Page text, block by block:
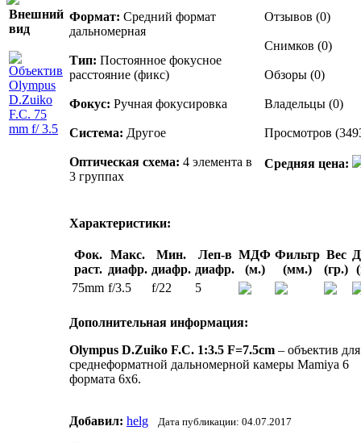
Внешний
вид
Формат: Средний формат
дальномерная
Тип: Постоянное фокусное
расстояние (фикс)
Фокус: Ручная фокусировка
Система: Другое
Оптическая схема: 4 элемента в
3 группах
Отзывов (0)
Снимков (0)
Обзоры (0)
Владельцы (0)
Просмотров
Средняя цена:
Характеристики:
Фок.
раст.
Макс.
диафр.
Мин.
диафр.
Леп-в
диафр.
МДФ
(м.)
Фильтр
(мм.)
Вес
(гр.)
75mm f/3.5 f/22 5
Дополнительная информация:
Olympus D.Zuiko F.C. 1:3.5 F=7.5cm – объектив для
среднеформатной дальномерной камеры Mamiya 6
формата 6х6.
Добавил: helg Дата публикации: 04.07.2017